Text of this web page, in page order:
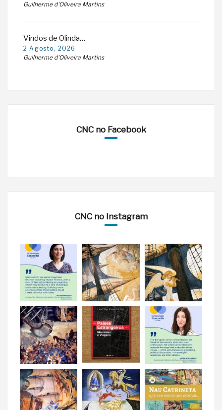
Guilherme d'Oliveira Martins
Vindos de Olinda…
2 Agosto, 2026
Guilherme d'Oliveira Martins
CNC no Facebook
CNC no Instagram